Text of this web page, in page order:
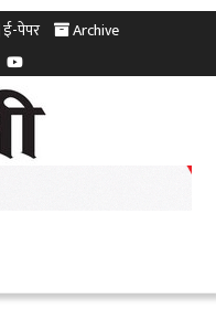
ई-पेपर Archive